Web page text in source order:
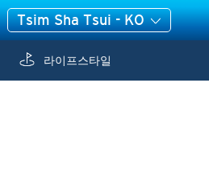
Tsim Sha Tsui - KO
라이프스타일